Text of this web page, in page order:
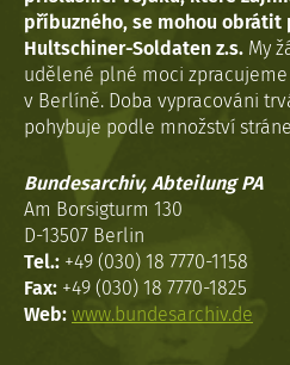
příbuzného, se mohou
Hultschiner-Soldaten z.s. My
udělené plné moci
v Berlíně. Doba vypracováni
pohybuje podle množství
Bundesarchiv, Abteilung PA
Am Borsigturm 130
D-13507 Berlin
Tel.: +49 (030) 18 7770-1158
Fax: +49 (030) 18 7770-1825
Web: www.bundesarchiv.de